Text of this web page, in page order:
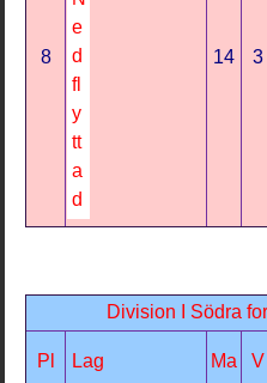
8 14 3
Division I Södra
Pl Lag Ma V